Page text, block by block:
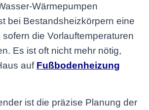
Wärmepumpen
bei Bestandsheizkörpern eine
sofern die Vorlauftemperaturen
Es ist oft nicht mehr nötig,
auf Fußbodenheizung
ist die präzise Planung der